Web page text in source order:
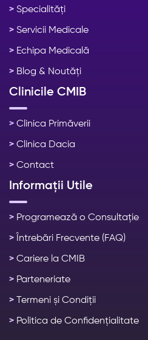
> Specialități
> Servicii Medicale
> Echipa Medicală
> Blog & Noutăți
Clinicile CMIB
> Clinica Primăverii
> Clinica Dacia
> Contact
Informații Utile
> Programează o Consultație
> Întrebări Frecvente (FAQ)
> Cariere la CMIB
> Parteneriate
> Termeni și Condiții
> Politica de Confidențialitate